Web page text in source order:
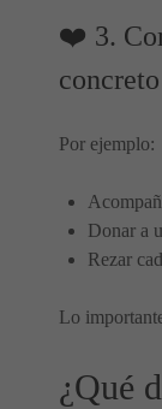
❤️ 3.
concreto
Por ejemplo:
Donar a
Rezar
Lo
¿Qué